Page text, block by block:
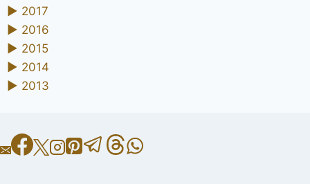
► 2017
► 2016
► 2015
► 2014
► 2013